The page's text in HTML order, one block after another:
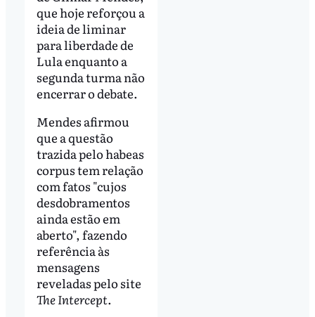
que hoje reforçou a
ideia de liminar
para liberdade de
Lula enquanto a
segunda turma não
encerrar o debate.
Mendes afirmou
que a questão
trazida pelo habeas
corpus tem relação
com fatos "cujos
desdobramentos
ainda estão em
aberto", fazendo
referência às
mensagens
reveladas pelo site
The Intercept.